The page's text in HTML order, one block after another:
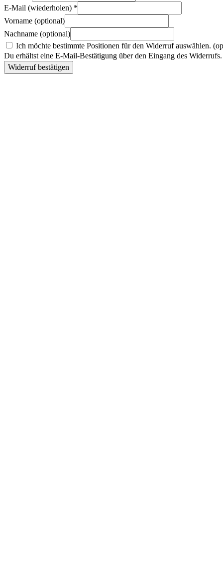
E-Mail (wiederholen) *
Vorname (optional)
Nachname (optional)
Ich möchte bestimmte Positionen für den Widerruf auswählen.
Du erhältst eine E-Mail-Bestätigung über den Eingang des
Widerruf bestätigen